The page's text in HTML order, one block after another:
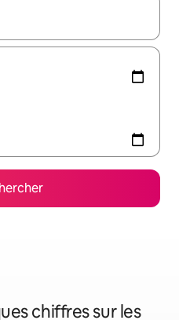
utilisez les flèches vers le
chiffres sur les